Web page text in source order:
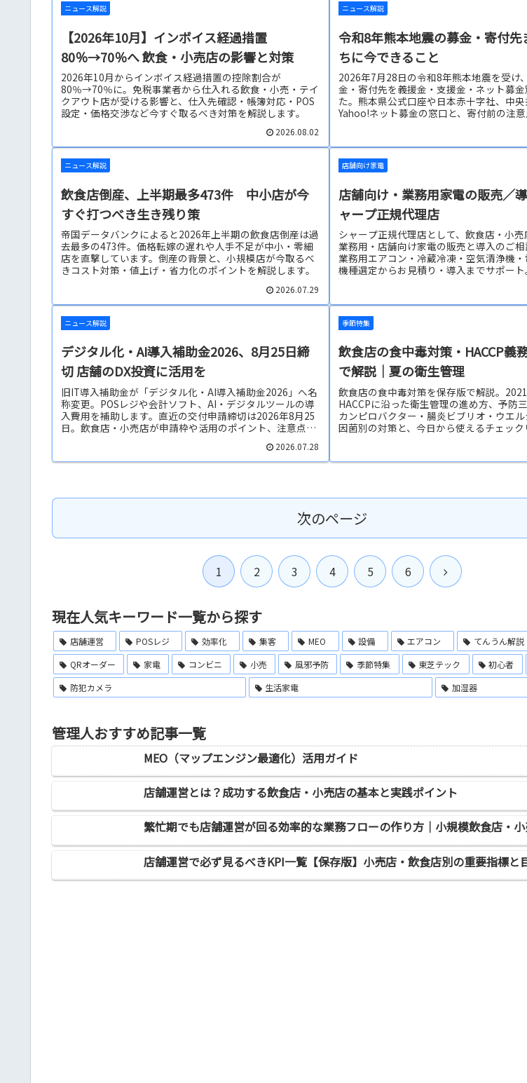
ニュース解説
【2026年10月】インボイス経過措置
80％→70％へ 飲食・小売店の影響と対策
2026年10月からインボイス経過措置の控除割合が
80％→70％に。免税事業者から仕入れる飲食・小売・テイ
クアウト店が受ける影響と、仕入先確認・帳簿対応・POS
設定・価格交渉など今すぐ取るべき対策を解説します。
2026.08.02
ニュース解説
令和8年熊本地震の募金・寄付先
ちに今できること
2026年7月28日の令和8年熊本地震を受け
金・寄付先を義援金・支援金・ネット募
た。熊本県公式口座や日本赤十字社、中央
Yahoo!ネット募金の窓口と、寄付前の注
ニュース解説
飲食店倒産、上半期最多473件 中小店が今
すぐ打つべき生き残り策
帝国データバンクによると2026年上半期の飲食店倒産は過
去最多の473件。価格転嫁の遅れや人手不足が中小・零細
店を直撃しています。倒産の背景と、小規模店が今取るべ
きコスト対策・値上げ・省力化のポイントを解説します。
2026.07.29
店舗向け家電
店舗向け・業務用家電の販売／
ャープ正規代理店
シャープ正規代理店として、飲食店・小
業務用・店舗向け家電の販売と導入のご相
業務用エアコン・冷蔵冷凍・空気清浄機・
機種選定からお見積り・導入までサポー
ニュース解説
デジタル化・AI導入補助金2026、8月25日締
切 店舗のDX投資に活用を
旧IT導入補助金が「デジタル化・AI導入補助金2026」へ名
称変更。POSレジや会計ソフト、AI・デジタルツールの導
入費用を補助します。直近の交付申請締切は2026年8月25
日。飲食店・小売店が申請枠や活用のポイント、注意点を
2026.07.28
季節特集
飲食店の食中毒対策・HACCP義
で解説｜夏の衛生管理
飲食店の食中毒対策を保存版で解説。
HACCPに沿った衛生管理の進め方、予防
カンピロバクター・腸炎ビブリオ・ウエ
因菌別の対策と、今日から使えるチェッ
次のページ
1 2 3 4 5 6
次
現在人気キーワード一覧から探す
店舗運営 POSレジ 効率化 集客 MEO 設備 エアコン てんうん解説
QRオーダー
家電 コンビニ 小売 風邪予防 季節特集 東芝テック 初心者
防犯カメラ
生活家電 加湿器
管理人おすすめ記事一覧
MEO（マップエンジン最適化）活用ガイド
店舗運営とは？成功する飲食店・小売店の基本と実践ポイント
繁忙期でも店舗運営が回る効率的な業務フローの作り方｜小規模飲食店・
店舗運営で必ず見るべきKPI一覧【保存版】小売店・飲食店別の重要指標と